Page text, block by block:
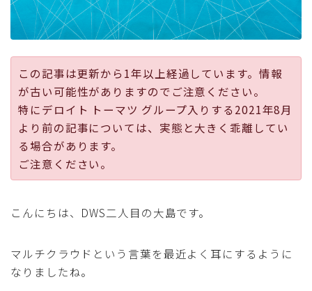
採用
公式ページ
この記事は更新から1年以上経過しています。情報
が古い可能性がありますのでご注意ください。
特にデロイト トーマツ グループ入りする2021年8月
より前の記事については、実態と大きく乖離してい
る場合があります。
ご注意ください。
こんにちは、DWS二人目の大島です。
マルチクラウドという言葉を最近よく耳にするように
なりましたね。